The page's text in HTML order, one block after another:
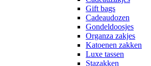
Gift bags
Cadeaudozen
Gondeldoosjes
Organza zakjes
Katoenen zakken
Luxe tassen
Stazakken